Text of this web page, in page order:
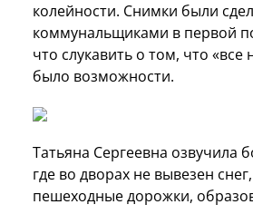
колейности. Снимки были
коммунальщиками в первой
что слукавить о том, что
было возможности.
Татьяна Сергеевна озвучила
где во дворах не вывезен
пешеходные дорожки,